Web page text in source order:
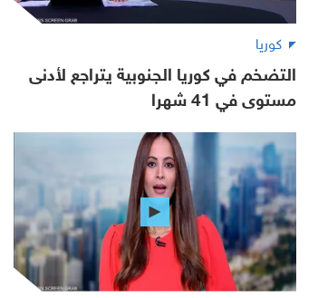
كوريا
التضخم في كوريا الجنوبية يتراجع لأدنى
مستوى في 41 شهرا